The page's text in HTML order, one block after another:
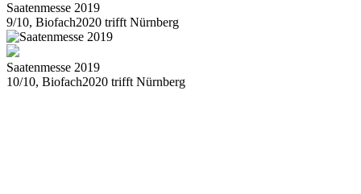
Saatenmesse 2019
9/10, Biofach2020 trifft Nürnberg
Saatenmesse 2019
10/10, Biofach2020 trifft Nürnberg